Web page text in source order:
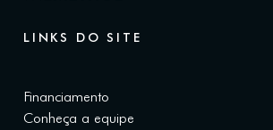
LINKS DO SITE
Financiamento
Conheça a equipe